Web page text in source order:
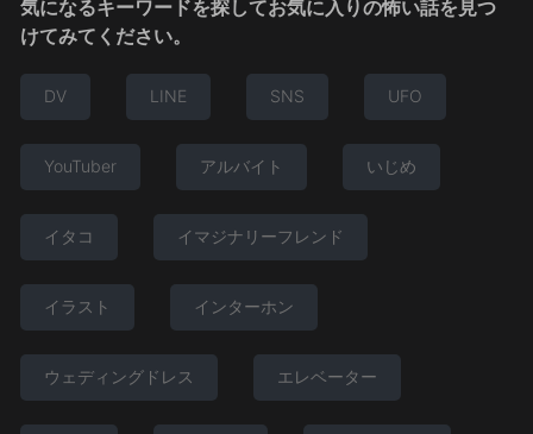
気になるキーワードを探してお気に入りの怖い話を見つ
けてみてください。
DV LINE SNS UFO
YouTuber アルバイト いじめ
イタコ イマジナリーフレンド
イラスト インターホン
ウェディングドレス エレベーター